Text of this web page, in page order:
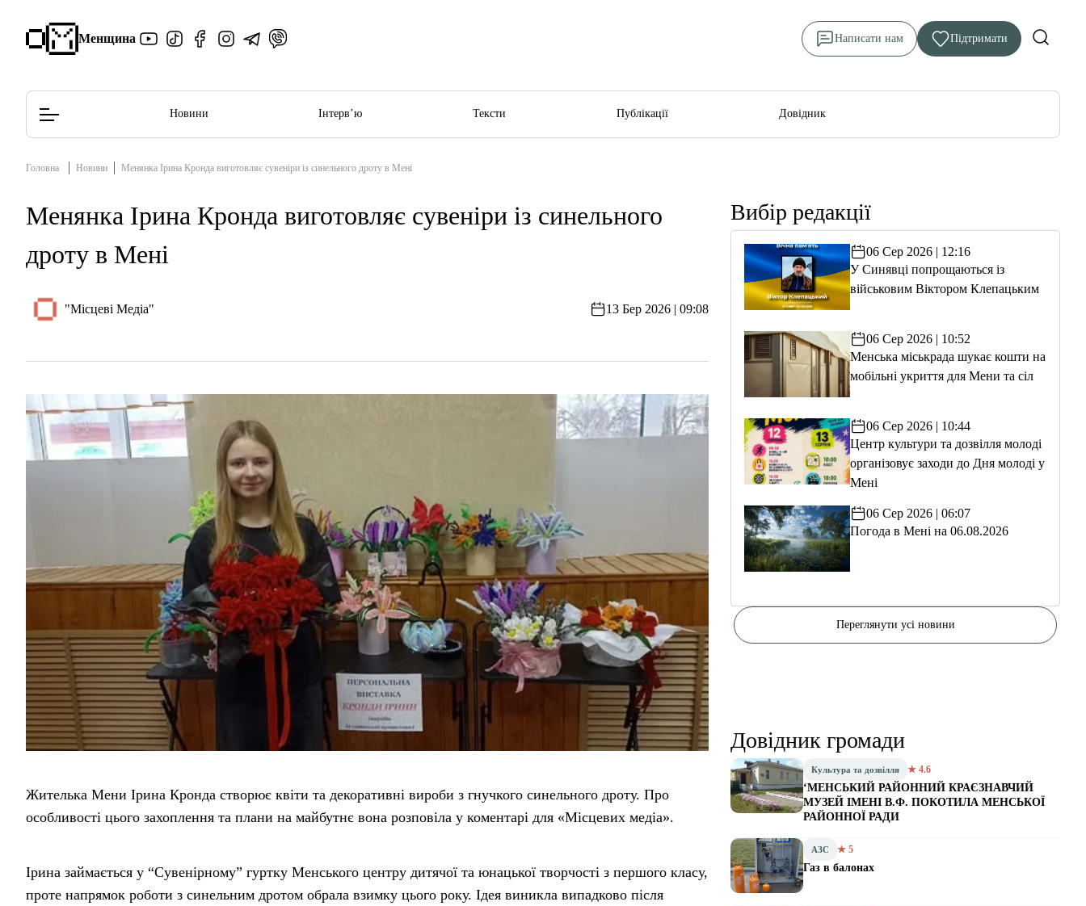
Менщина Написати нам Підтримати
Редакційна політика
Новини Інтерв’ю Тексти Публікації Довідник
Головна Новини Менянка Ірина Кронда виготовляє сувеніри із синельного дроту в Мені
Менянка Ірина Кронда виготовляє сувеніри із синельного
дроту в Мені
"Місцеві Медіа" 13 Бер 2026 | 09:08
Жителька Мени Ірина Кронда створює квіти та декоративні вироби з гнучкого синельного дроту. Про
особливості цього захоплення та плани на майбутнє вона розповіла у коментарі для «Місцевих медіа».
Ірина займається у “Сувенірному” гуртку Менського центру дитячої та юнацької творчості з першого класу,
проте напрямок роботи з синельним дротом обрала взимку цього року. Ідея виникла випадково після
Вибір редакції
06 Сер 2026 | 12:16
У Синявці попрощаються із
військовим Віктором Клепацьким
06 Сер 2026 | 10:52
Менська міськрада шукає кошти на
мобільні укриття для Мени та сіл
06 Сер 2026 | 10:44
Центр культури та дозвілля молоді
організовує заходи до Дня молоді у
Мені
06 Сер 2026 | 06:07
Погода в Мені на 06.08.2026
Переглянути усі новини
Довідник громади
Культура та дозвілля ★ 4.6
‘МЕНСЬКИЙ РАЙОННИЙ КРАЄЗНАВЧИЙ
МУЗЕЙ ІМЕНІ В.Ф. ПОКОТИЛА МЕНСЬКОЇ
РАЙОННОЇ РАДИ
АЗС ★ 5
Газ в балонах